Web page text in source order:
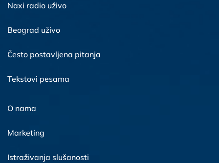
Naxi radio uživo
Beograd uživo
Često postavljena pitanja
Tekstovi pesama
O nama
Marketing
Istraživanja slušanosti